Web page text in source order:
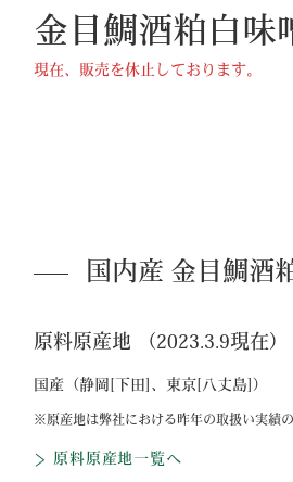
金目鯛酒粕白味
現在、販売を休止しております。
国内産 金目鯛酒
原料原産地 （2023.3.9現在）
国産（静岡[下田]、東京[八丈島]）
原産地は弊社における昨年の取扱い実績
原料原産地一覧へ